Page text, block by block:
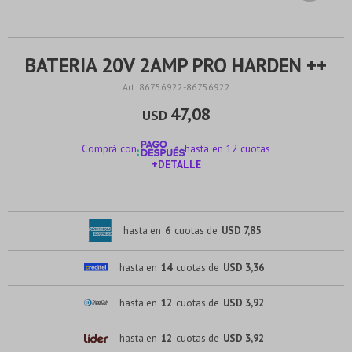
BATERIA 20V 2AMP PRO HARDEN ++
86756922-86756922
USD 47,08
Comprá con
hasta en 12 cuotas
+DETALLE
hasta en 6 cuotas de USD 7,85
hasta en 14 cuotas de USD 3,36
hasta en 12 cuotas de USD 3,92
hasta en 12 cuotas de USD 3,92